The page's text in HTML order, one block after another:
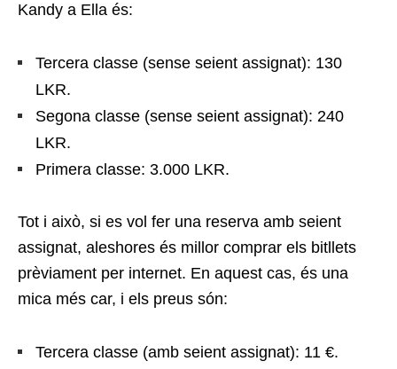
Kandy a Ella és:
Tercera classe (sense seient assignat): 130
LKR.
Segona classe (sense seient assignat): 240
LKR.
Primera classe: 3.000 LKR.
Tot i això, si es vol fer una reserva amb seient
assignat, aleshores és millor comprar els bitllets
prèviament per internet. En aquest cas, és una
mica més car, i els preus són:
Tercera classe (amb seient assignat): 11 €.